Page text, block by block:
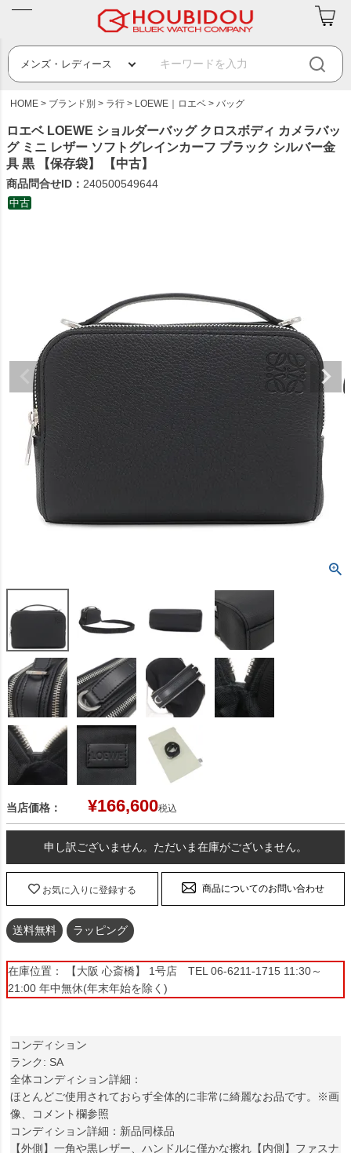
HOME ブランド別 ラ行 LOEWE｜ロエベ バッグ
ロエベ LOEWE ショルダーバッグ クロスボディ カメラバッ
グ ミニ レザー ソフトグレインカーフ ブラック シルバー金
具 黒 【保存袋】 【中古】
商品問合せID： 240500549644
中古
当店価格： ¥166,600税込
申し訳ございません。ただいま在庫がございません。
お気に入りに登録する 商品についてのお問い合わせ
送料無料 ラッピング
在庫位置： 【大阪 心斎橋】 1号店 TEL 06-6211-1715 11:30～
21:00 年中無休(年末年始を除く)
コンディション
ランク: SA
全体コンディション詳細：
ほとんどご使用されておらず全体的に非常に綺麗なお品です。※画
像、コメント欄参照
コンディション詳細：新品同様品
【外側】一角や黒レザー、ハンドルに僅かな擦れ【内側】ファスナ